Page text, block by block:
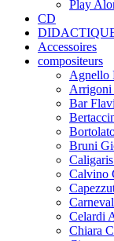
Play
CD
Accessoires
compositeurs
Agnello
Arrigoni
Bar
Bruni
Calvino
Celardi
Chiara